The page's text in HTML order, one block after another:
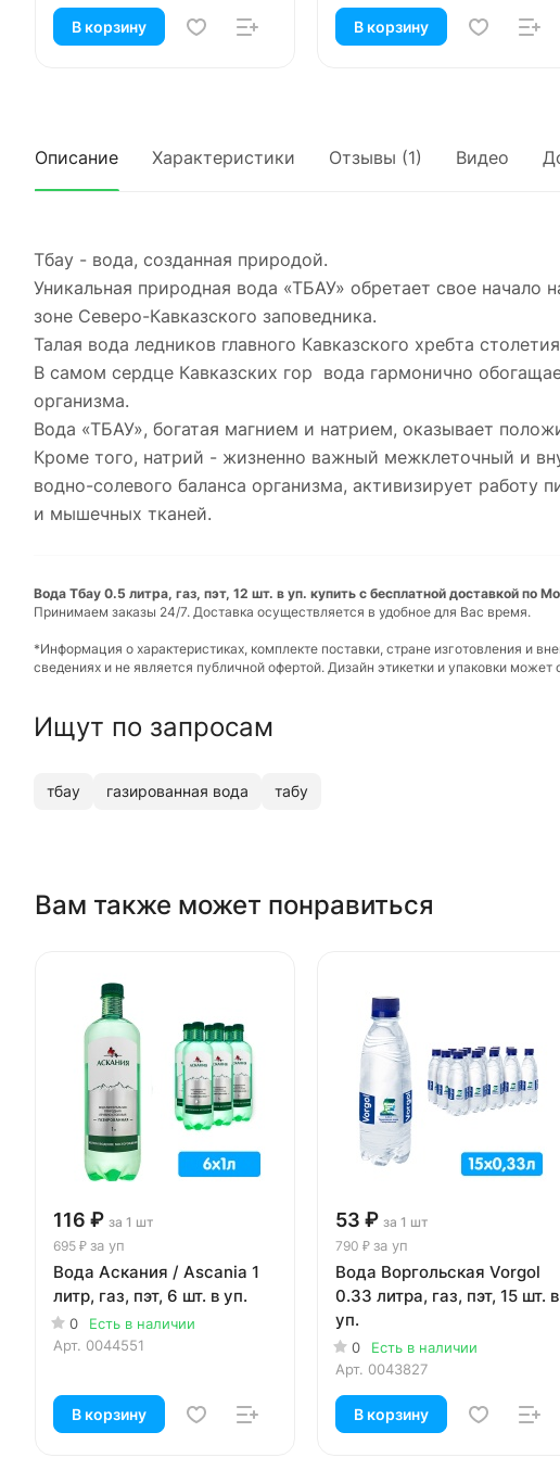
В корзину В корзину
Описание Характеристики Отзывы (1) Видео
Тбау - вода, созданная природой.
Уникальная природная вода «ТБАУ» обретает свое
зоне Северо-Кавказского заповедника.
Талая вода ледников главного Кавказского хребта
В самом сердце Кавказских гор вода гармонично
организма.
Вода «ТБАУ», богатая магнием и натрием, оказывает
Кроме того, натрий - жизненно важный межклеточный и
водно-солевого баланса организма, активизирует работу
и мышечных тканей.
Вода Тбау 0.5 литра, газ, пэт, 12 шт. в уп. купить с бесплатной доставкой по
Принимаем заказы 24/7. Доставка осуществляется в удобное для Вас время.
*Информация о характеристиках, комплекте поставки, стране изготовления и
сведениях и не является публичной офертой. Дизайн этикетки и упаковки
Ищут по запросам
тбау газированная вода табу
Вам также может понравиться
116 ₽ за 1 шт
695 ₽ за уп
Вода Аскания / Ascania 1
литр, газ, пэт, 6 шт. в уп.
0
Есть в наличии
Арт. 0044551
В корзину
53 ₽ за 1 шт
790 ₽ за уп
Вода Воргольская Vorgol
0.33 литра, газ, пэт, 15 шт. в
уп.
0
Есть в наличии
Арт. 0043827
В корзину